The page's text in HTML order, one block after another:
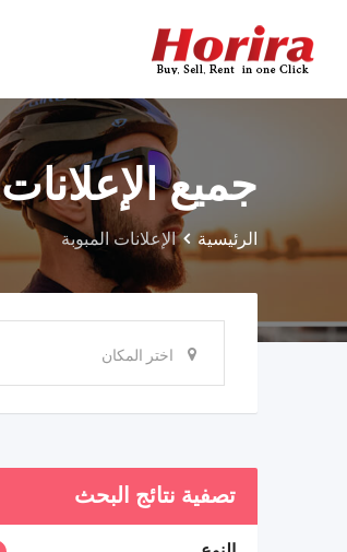
content
جميع الإعلانات
الرئيسية الإعلانات المبوبة
اختر المكان
تصفية نتائج البحث